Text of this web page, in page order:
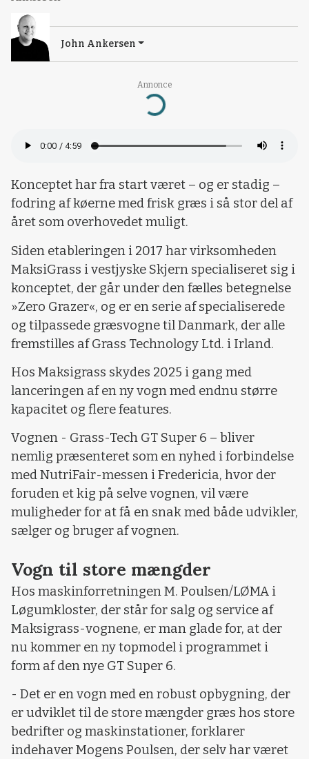
Annonce
Loading...
John Ankersen
Konceptet har fra start været – og er stadig –
fodring af køerne med frisk græs i så stor del af
året som overhovedet muligt.
Siden etableringen i 2017 har virksomheden
MaksiGrass i vestjyske Skjern specialiseret sig i
konceptet, der går under den fælles betegnelse
»Zero Grazer«, og er en serie af specialiserede
og tilpassede græsvogne til Danmark, der alle
fremstilles af Grass Technology Ltd. i Irland.
Hos Maksigrass skydes 2025 i gang med
lanceringen af en ny vogn med endnu større
kapacitet og flere features.
Vognen - Grass-Tech GT Super 6 – bliver
nemlig præsenteret som en nyhed i forbindelse
med NutriFair-messen i Fredericia, hvor der
foruden et kig på selve vognen, vil være
muligheder for at få en snak med både udvikler,
sælger og bruger af vognen.
Vogn til store mængder
Hos maskinforretningen M. Poulsen/LØMA i
Løgumkloster, der står for salg og service af
Maksigrass-vognene, er man glade for, at der
nu kommer en ny topmodel i programmet i
form af den nye GT Super 6.
- Det er en vogn med en robust opbygning, der
er udviklet til de store mængder græs hos store
bedrifter og maskinstationer, forklarer
indehaver Mogens Poulsen, der selv har været